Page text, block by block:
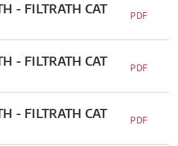
- FILTRATH CAT
PDF
- FILTRATH CAT
PDF
- FILTRATH CAT
PDF